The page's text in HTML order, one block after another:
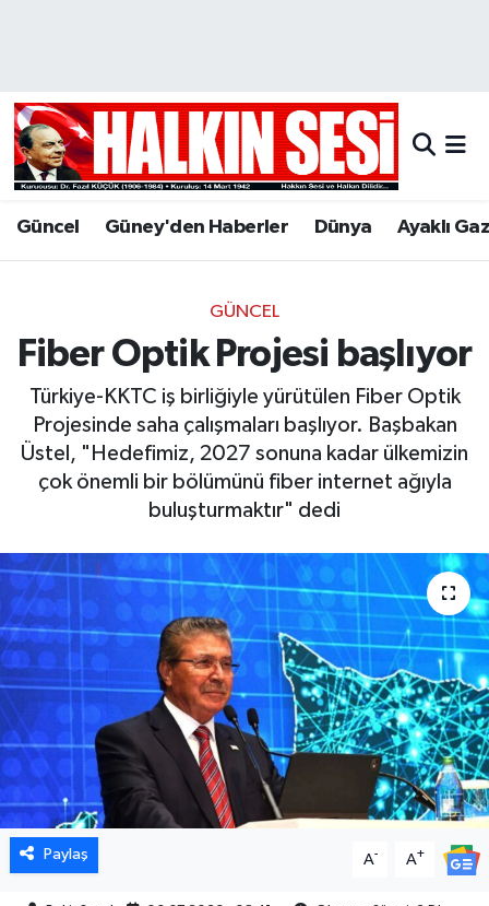
Güncel Güney'den Haberler Dünya Ayaklı
GÜNCEL
Fiber Optik Projesi başlıyor
Türkiye-KKTC iş birliğiyle yürütülen Fiber Optik
Projesinde saha çalışmaları başlıyor. Başbakan
Üstel, "Hedefimiz, 2027 sonuna kadar ülkemizin
çok önemli bir bölümünü fiber internet ağıyla
buluşturmaktır" dedi
Paylaş A- A+
Hava Durumu
Trafik Durumu
Son Dakika Haberleri
Haber Arşivi